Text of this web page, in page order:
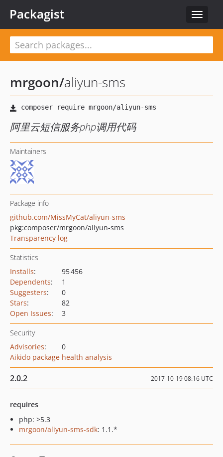
Toggle
Packagist
mrgoon/aliyun-sms
阿里云短信服务php调用代码
Maintainers
Package info
github.com/MissMyCat/aliyun-sms
pkg:composer/mrgoon/aliyun-sms
Transparency log
Statistics
Installs:
95 456
Dependents:
1
Suggesters:
0
Stars:
82
Open Issues: 3
Security
Advisories:
0
Aikido package health analysis
2.0.2 2017-10-19 08:16 UTC
requires
php: >5.3
mrgoon/aliyun-sms-sdk: 1.1.*